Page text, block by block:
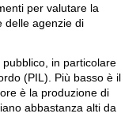
per valutare la
delle agenzie di
in particolare
(PIL). Più basso è il
è la produzione di
abbastanza alti da